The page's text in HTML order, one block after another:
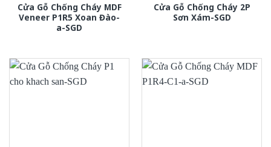
Cửa Gỗ Chống Cháy MDF
Veneer P1R5 Xoan Đào-
a-SGD
Cửa Gỗ Chống Cháy 2P
Sơn Xám-SGD